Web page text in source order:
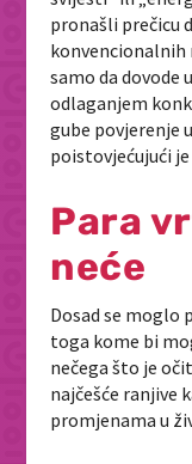
pronašli prečicu
konvencionalnih
samo da dovode
odlaganjem
gube povjerenje
poistovjećujući
Para
neće
Dosad se
toga kome bi
nečega što je
najčešće ranjive
promjenama u